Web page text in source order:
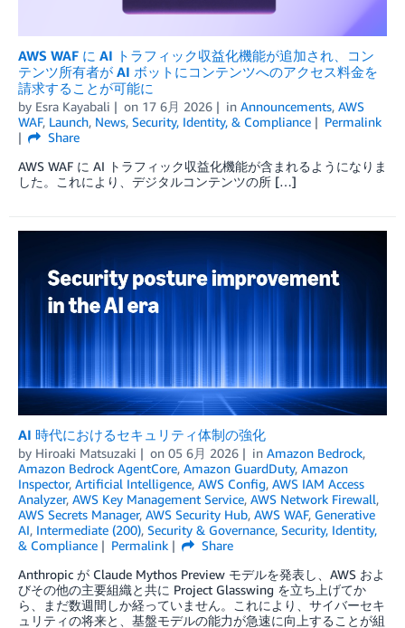
AWS WAF に AI トラフィック収益化機能が追加され、コン
テンツ所有者が AI ボットにコンテンツへのアクセス料金を
請求することが可能に
by Esra Kayabali on 17 6月 2026 in Announcements, AWS
WAF, Launch, News, Security, Identity, & Compliance
Permalink
Share
AWS WAF に AI トラフィック収益化機能が含まれるようになりま
した。これにより、デジタルコンテンツの所 […]
AI 時代におけるセキュリティ体制の強化
by Hiroaki Matsuzaki on 05 6月 2026 in Amazon Bedrock,
Amazon Bedrock AgentCore, Amazon GuardDuty, Amazon
Inspector, Artificial Intelligence, AWS Config, AWS IAM Access
Analyzer, AWS Key Management Service, AWS Network Firewall,
AWS Secrets Manager, AWS Security Hub, AWS WAF, Generative
AI, Intermediate (200), Security & Governance, Security, Identity,
& Compliance
Permalink
Share
Anthropic が Claude Mythos Preview モデルを発表し、AWS およ
びその他の主要組織と共に Project Glasswing を立ち上げてか
ら、まだ数週間しか経っていません。これにより、サイバーセキ
ュリティの将来と、基盤モデルの能力が急速に向上することが組